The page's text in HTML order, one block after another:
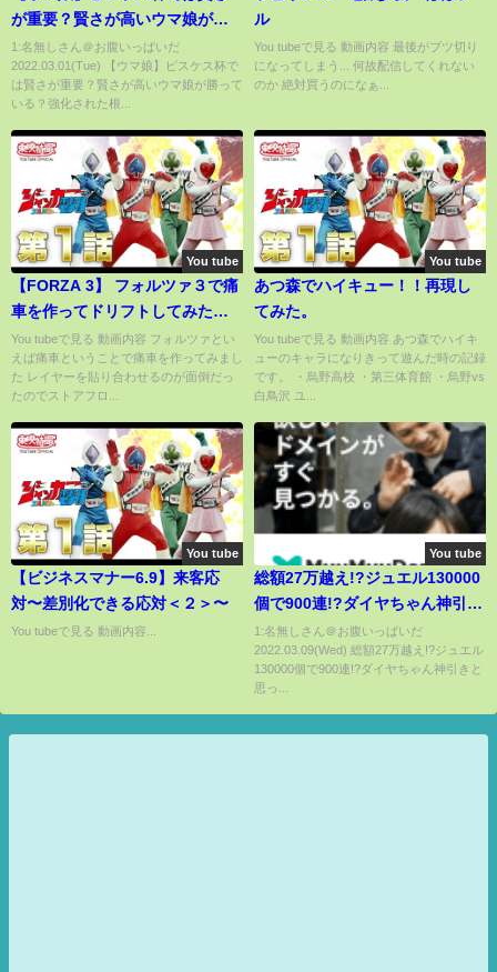
が重要？賢さが高いウマ娘が勝
っている？強化された根性はど
こまで伸ばすべき？ルムマ100戦
以上してわかったステータスに
ート/環境考察/ステ】
1:名無しさん＠お腹いっぱいだ
2022.03.01(Tue) 【ウマ娘】ピスケス杯で
は賢さが重要？賢さが高いウマ娘が勝って
いる？強化された根...
ル
You tubeで見る 動画内容 最後がブツ切り
になってしまう... 何故配信してくれない
のか 絶対買うのになぁ...
You tube
【FORZA 3】 フォルツァ３で痛
車を作ってドリフトしてみた
【けいおん！】
You tubeで見る 動画内容 フォルツァとい
えば痛車ということで痛車を作ってみまし
た レイヤーを貼り合わせるのが面倒だっ
たのでストアフロ...
You tube
あつ森でハイキュー！！再現し
てみた。
You tubeで見る 動画内容 あつ森でハイキ
ューのキャラになりきって遊んだ時の記録
です。 ・烏野高校 ・第三体育館 ・烏野vs
白鳥沢 ユ...
You tube
【ビジネスマナー6.9】来客応
対〜差別化できる応対＜２＞〜
You tubeで見る 動画内容...
You tube
総額27万越え!?ジュエル130000
個で900連!?ダイヤちゃん神引き
と思ったら衝撃の結末!?【ウマ
娘 育成 マーベラスサンデー サト
ノダイヤモンド カレンチャン サ
1:名無しさん＠お腹いっぱいだ
2022.03.09(Wed) 総額27万越え!?ジュエル
130000個で900連!?ダイヤちゃん神引きと
思っ...